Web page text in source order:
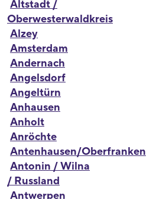
Altstadt /
Oberwesterwaldkreis
Alzey
Amsterdam
Andernach
Angelsdorf
Angeltürn
Anhausen
Anholt
Anröchte
Antenhausen/Oberfranken
Antonin / Wilna
/ Russland
Antwerpen